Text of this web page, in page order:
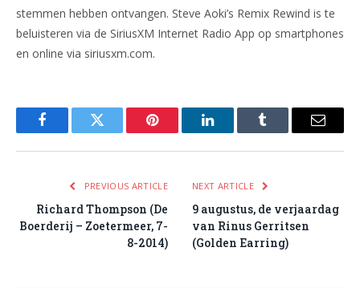
stemmen hebben ontvangen. Steve Aoki’s Remix Rewind is te
beluisteren via de SiriusXM Internet Radio App op smartphones
en online via siriusxm.com.
FacebookTwitter Pinterest LinkedInTumblr Email
PREVIOUS ARTICLE
Richard Thompson (De
Boerderij – Zoetermeer, 7-
8-2014)
NEXT ARTICLE
9 augustus, de verjaardag
van Rinus Gerritsen
(Golden Earring)